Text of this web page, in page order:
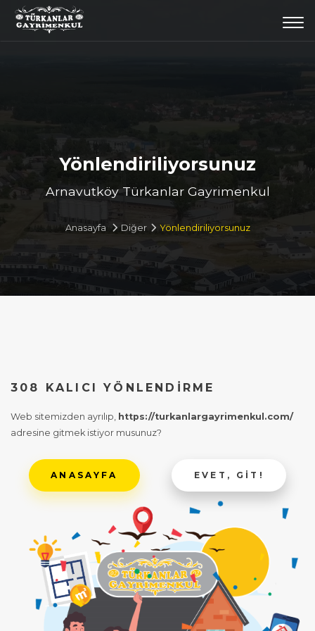
Yönlendiriliyorsunuz
Arnavutköy Türkanlar Gayrimenkul
Anasayfa Diğer Yönlendiriliyorsunuz
308 KALICI YÖNLENDIRME
Web sitemizden ayrılıp, https://turkanlargayrimenkul.com/
adresine gitmek istiyor musunuz?
ANASAYFA EVET, GIT!